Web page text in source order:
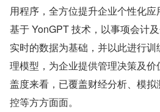
用程序，全方位提升企业个性化应
基于 YonGPT 技术，以事项会计
实时的数据为基础，并以此进行
理模型，为企业提供管理决策及
盖度来看，已覆盖财经分析、模
控等方方面面。